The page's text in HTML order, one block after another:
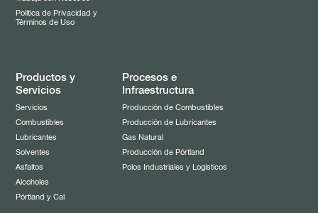
Participación Ciudadana
Solicitud de Acceso a la Información Pública
Inversión Publicidad
Pases en comisión y personal contratado
Política Corporativa de Gestión del Personal
Política de Privacidad y Términos de Uso
Lista de personal de dirección
Auditoría
Resoluciones del Directorio
Políticas corporativas
Política de Privacidad y
Términos de Uso
Productos y
Servicios
Servicios
Combustibles
Lubricantes
Solventes
Asfaltos
Alcoholes
Pórtland y Cal
Procesos e
Infraestructura
Producción de Combustibles
Producción de Lubricantes
Gas Natural
Producción de Pórtland
Polos Industriales y Logísticos